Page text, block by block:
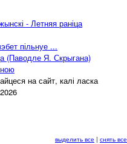
выделить все | снять все
- Летняя раніца
пільнуе ...
(Паводле Я. Скрыгана)
на сайт, калі ласка